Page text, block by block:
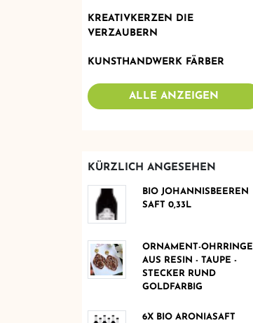
KREATIVKERZEN DIE
VERZAUBERN
KUNSTHANDWERK FÄRBER
ALLE ANZEIGEN
KÜRZLICH ANGESEHEN
BIO JOHANNISBEEREN
SAFT 0,33L
ORNAMENT-OHRRINGE
AUS RESIN - TAUPE -
STECKER RUND
GOLDFARBIG
6X BIO ARONIASAFT